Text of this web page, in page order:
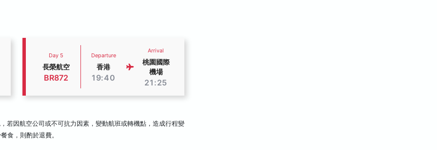
Day 5
長榮航空
BR872
Departure
香港
19:40
Arrival
桃園國際
機場
21:25
若因航空公司或不可抗力因素，變動航班或轉機點，造成行程變
食，則酌於退費。